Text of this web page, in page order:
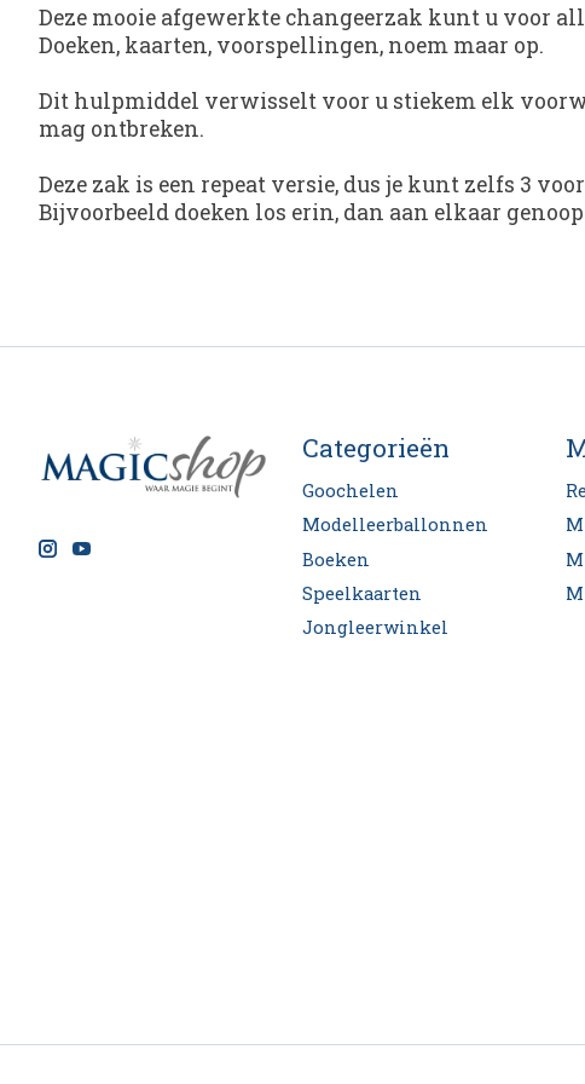
Deze mooie afgewerkte changeerzak kunt u voor
Doeken, kaarten, voorspellingen, noem maar op.
Dit hulpmiddel verwisselt voor u stiekem elk
mag ontbreken.
Deze zak is een repeat versie, dus je kunt zelfs 3
Bijvoorbeeld doeken los erin, dan aan elkaar
Categorieën
Goochelen
Modelleerballonnen
Boeken
Speelkaarten
Jongleerwinkel